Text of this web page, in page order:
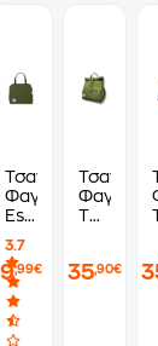
Τσαντάκι
Φαγητού
Estia
Spirit
6L
3.7
9,99€
Τσαντάκι
Φαγητού
The
35,90€